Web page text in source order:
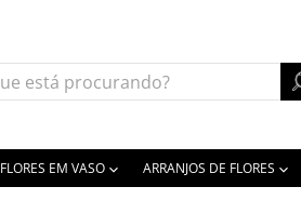
FLORES EM VASO ARRANJOS DE FLORES